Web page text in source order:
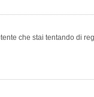
che stai tentando di